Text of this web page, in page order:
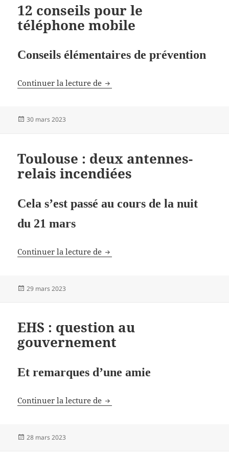
12 conseils pour le
téléphone mobile
Conseils élémentaires de prévention
Continuer la lecture de 12 conseils pour le téléphone
Publié
30 mars 2023
Toulouse : deux antennes-
relais incendiées
Cela s’est passé au cours de la nuit
du 21 mars
Continuer la lecture de Toulouse : deux antennes-relais
Publié
29 mars 2023
EHS : question au
gouvernement
Et remarques d’une amie
Continuer la lecture de EHS : question au gouvernement
Publié
28 mars 2023